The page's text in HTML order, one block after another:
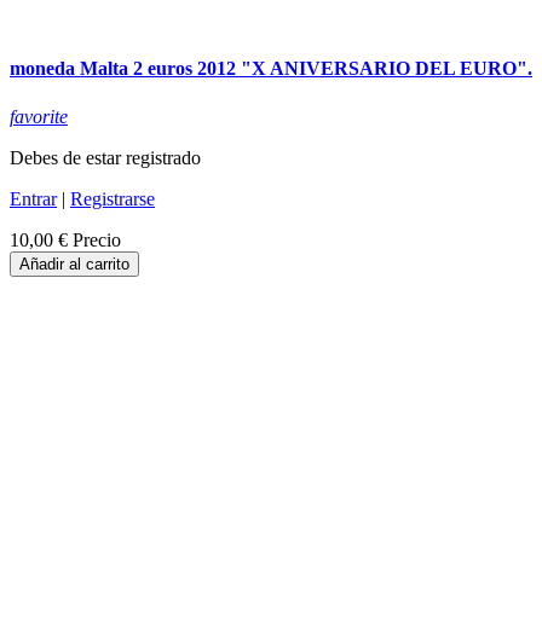
moneda Malta 2 euros 2012 "X ANIVERSARIO DEL EURO".
favorite
Debes de estar registrado
Entrar| Registrarse
10,00 € Precio
Añadir al carrito